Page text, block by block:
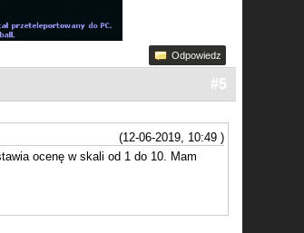
Odpowiedz
#5
(12-06-2019, 10:49 )
ocenę w skali od 1 do 10. Mam